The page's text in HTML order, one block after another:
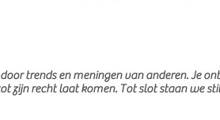
trends en meningen van anderen. Je
zijn recht laat komen. Tot slot staan we